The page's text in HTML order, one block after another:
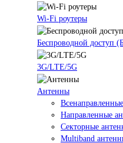
Wi-Fi роутеры
Беспроводной доступ
3G/LTE/5G
Антенны
Направленные
Секторные
Multiband